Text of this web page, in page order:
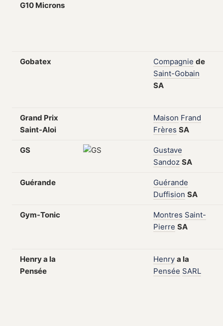
G10 Microns
Gobatex Compagnie de
Saint-Gobain
SA
Grand Prix
Saint-Aloi
Maison Frand
Frères SA
GS
Gustave
Sandoz SA
Guérande
Guérande
Duffision SA
Gym-Tonic Montres Saint-
Pierre SA
Henry a la
Pensée
Henry a la
Pensée SARL